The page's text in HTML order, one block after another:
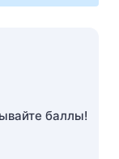
баллы!